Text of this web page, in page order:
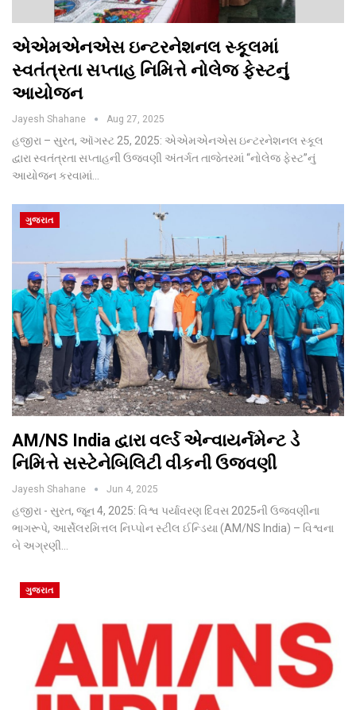
એએમએનએસ ઇન્ટરનેશનલ સ્કૂલમાં
સ્વતંત્રતા સપ્તાહ નિમિત્તે નોલેજ ફેસ્ટનું
આયોજન
Jayesh Shahane Aug 27, 2025
હજીરા – સુરત, ઑગસ્ટ 25, 2025: એએમએનએસ ઇન્ટરનેશનલ સ્કૂલ
દ્વારા સ્વતંત્રતા સપ્તાહની ઉજવણી અંતર્ગત તાજેતરમાં “નોલેજ ફેસ્ટ”નું
આયોજન કરવામાં…
ગુજરાત
AM/NS India દ્વારા વર્લ્ડ એન્વાયર્નમેન્ટ ડે
નિમિત્તે સસ્ટેનેબિલિટી વીકની ઉજવણી
Jayesh Shahane Jun 4, 2025
હજીરા - સુરત, જૂન 4, 2025: વિશ્વ પર્યાવરણ દિવસ 2025ની ઉજવણીના
ભાગરૂપે, આર્સેલરમિત્તલ નિપ્પોન સ્ટીલ ઈન્ડિયા (AM/NS India) – વિશ્વના
બે અગ્રણી…
ગુજરાત